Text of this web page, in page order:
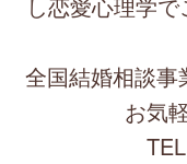
全国結婚相談
お気